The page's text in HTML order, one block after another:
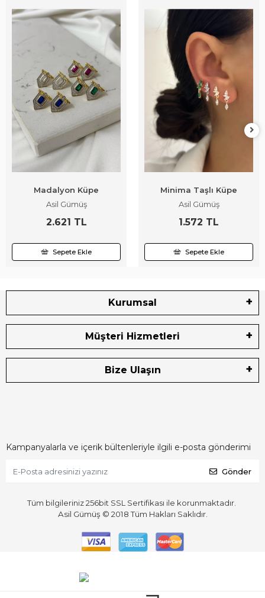
Madalyon Küpe
Asil Gümüş
2.621 TL
Sepete Ekle
Minima Taşlı Küpe
Asil Gümüş
1.572 TL
Sepete Ekle
Kurumsal
Müşteri Hizmetleri
Bize Ulaşın
Kampanyalarla ve içerik bültenleriyle ilgili e-posta gönderimi
Gönder
Tüm bilgileriniz 256bit SSL Sertifikası ile korunmaktadır.
Asil Gümüş © 2018Tüm Hakları Saklıdır.